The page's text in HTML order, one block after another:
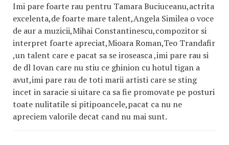
Imi pare foarte rau pentru Tamara Buciuceanu,actrita
excelenta,de foarte mare talent,Angela Similea o voce
de aur a muzicii,Mihai Constantinescu,compozitor si
interpret foarte apreciat,Mioara Roman,Teo Trandafir
,un talent care e pacat sa se iroseasca ,imi pare rau si
de dl Iovan care nu stiu ce ghinion cu hotul tigan a
avut,imi pare rau de toti marii artisti care se sting
incet in saracie si uitare ca sa fie promovate pe posturi
toate nulitatile si pitipoancele,pacat ca nu ne
apreciem valorile decat cand nu mai sunt.